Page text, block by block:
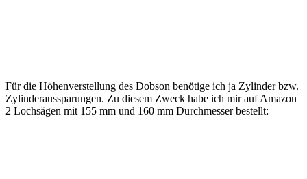
Für die Höhenverstellung des Dobson benötige ich ja Zylinder bzw.
Zylinderaussparungen. Zu diesem Zweck habe ich mir auf Amazon
2 Lochsägen mit 155 mm und 160 mm Durchmesser bestellt: